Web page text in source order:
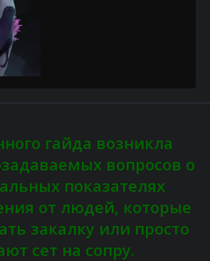
гайда возникла
вопросов о
показателях
от людей, которые
закалку или просто
сет на сопру.